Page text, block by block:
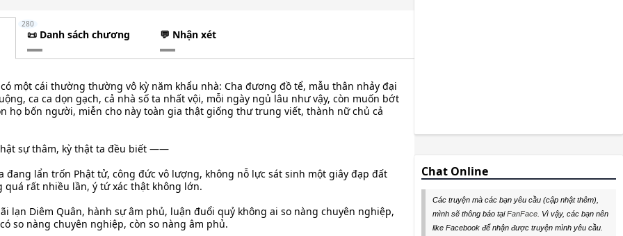
📜 Danh sách chương
280
💬 Nhận xét
một cái thường thường vô kỳ năm khẩu nhà: Cha đương đồ tể, mẫu thân nhảy đại
ca ca dọn gạch, cả nhà số ta nhất vội, mỗi ngày ngủ lâu như vậy, còn muốn bớt
họ bốn người, miễn cho này toàn gia thật giống thư trung viết, thành nữ chủ cả
sự thâm, kỳ thật ta đều biết ——
đang lẩn trốn Phật tử, công đức vô lượng, không nỗ lực sát sinh một giây đạp đất
rất nhiều lần, ý tứ xác thật không lớn.
lạn Diêm Quân, hành sự âm phủ, luận đuổi quỷ không ai so nàng chuyên nghiệp,
so nàng chuyên nghiệp, còn so nàng âm phủ.
Chat Online
Các truyện mà các bạn yêu cầu (cập nhật thêm),
mình sẽ thông báo tạiFanFace . Vì vậy, các bạn nên
like Facebook để nhận được truyện mình yêu cầu.